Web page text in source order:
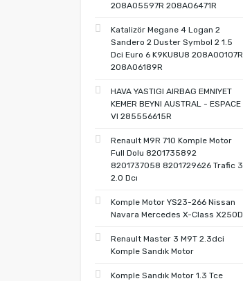
208A05597R 208A06471R
Katalizör Megane 4 Logan 2
Sandero 2 Duster Symbol 2 1.5
Dci Euro 6 K9KU8U8 208A00107R
208A06189R
HAVA YASTIGI AIRBAG EMNIYET
KEMER BEYNI AUSTRAL - ESPACE
VI 285556615R
Renault M9R 710 Komple Motor
Full Dolu 8201735892
8201737058 8201729626 Trafic 3
2.0 Dcı
Komple Motor YS23-266 Nissan
Navara Mercedes X-Class X250D
Renault Master 3 M9T 2.3dci
Komple Sandık Motor
Komple Sandık Motor 1.3 Tce